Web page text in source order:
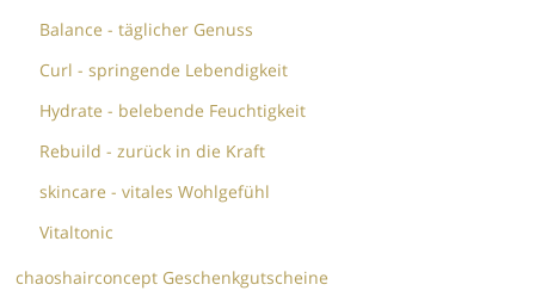
Balance - täglicher Genuss
Curl - springende Lebendigkeit
Hydrate - belebende Feuchtigkeit
Rebuild - zurück in die Kraft
skincare - vitales Wohlgefühl
Vitaltonic
chaoshairconcept Geschenkgutscheine